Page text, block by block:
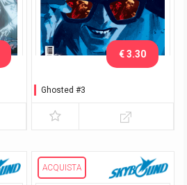
Ghosted #3
€ 3.30
ACQUISTA